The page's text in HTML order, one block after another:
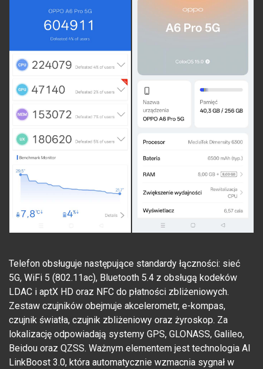
Telefon obsługuje następujące standardy łączności: sieć
5G, WiFi 5 (802.11ac), Bluetooth 5.4 z obsługą kodeków
LDAC i aptX HD oraz NFC do płatności zbliżeniowych.
Zestaw czujników obejmuje akcelerometr, e-kompas,
czujnik światła, czujnik zbliżeniowy oraz żyroskop. Za
lokalizację odpowiadają systemy GPS, GLONASS, Galileo,
Beidou oraz QZSS. Ważnym elementem jest technologia AI
LinkBoost 3.0, która automatycznie wzmacnia sygnał w